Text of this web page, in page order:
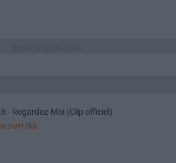
- Regardez-Moi (Clip officiel)